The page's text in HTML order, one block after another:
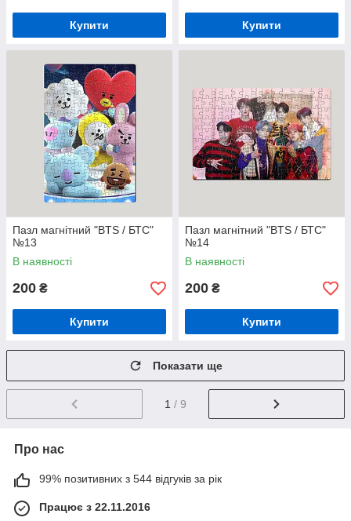
Купити Купити
Пазл магнітний "BTS / БТС"
№13
В наявності
200 ₴
Купити
Пазл магнітний "BTS / БТС"
№14
В наявності
200 ₴
Купити
Показати ще
1 / 9
Про нас
99% позитивних з 544 відгуків за рік
Працює з 22.11.2016